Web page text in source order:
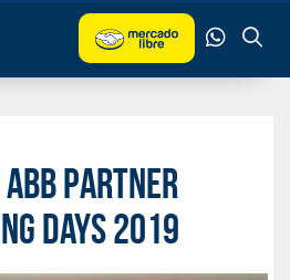
Partner
Days 2019